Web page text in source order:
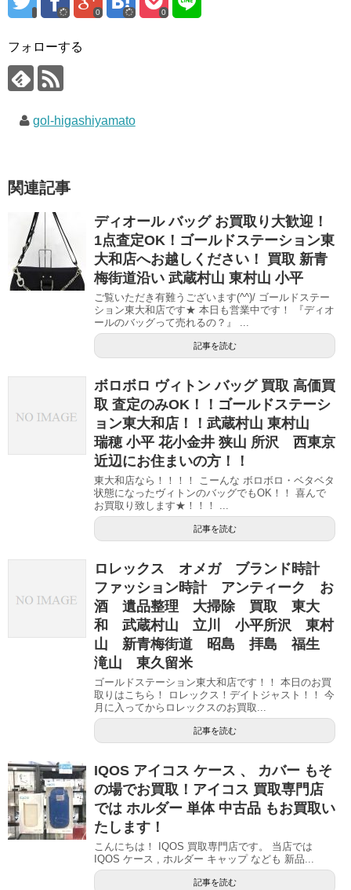
0 0
フォローする
gol-higashiyamato
関連記事
ディオール バッグ お買取り大歓迎！
1点査定OK！ゴールドステーション東
大和店へお越しください！ 買取 新青
梅街道沿い 武蔵村山 東村山 小平
ご覧いただき有難うございます(^^)/ ゴールドステー
ション東大和店です★ 本日も営業中です！ 『ディオ
ールのバッグって売れるの？』 ...
記事を読む
ボロボロ ヴィトン バッグ 買取 高価買
取 査定のみOK！！ゴールドステーシ
ョン東大和店！！武蔵村山 東村山
瑞穂 小平 花小金井 狭山 所沢 西東京
近辺にお住まいの方！！
東大和店なら！！！！ こーんな ボロボロ・ベタベタ
状態になったヴィトンのバッグでもOK！！ 喜んで
お買取り致します★！！！ ...
記事を読む
ロレックス オメガ ブランド時計
ファッション時計 アンティーク お
酒 遺品整理 大掃除 買取 東大
和 武蔵村山 立川 小平所沢 東村
山 新青梅街道 昭島 拝島 福生
滝山 東久留米
ゴールドステーション東大和店です！！ 本日のお買
取りはこちら！ ロレックス！デイトジャスト！！ 今
月に入ってからロレックスのお買取...
記事を読む
IQOS アイコス ケース 、 カバー もそ
の場でお買取！アイコス 買取専門店
では ホルダー 単体 中古品 もお買取い
たします！
こんにちは！ IQOS 買取専門店です。 当店では
IQOS ケース , ホルダー キャップ なども 新品...
記事を読む